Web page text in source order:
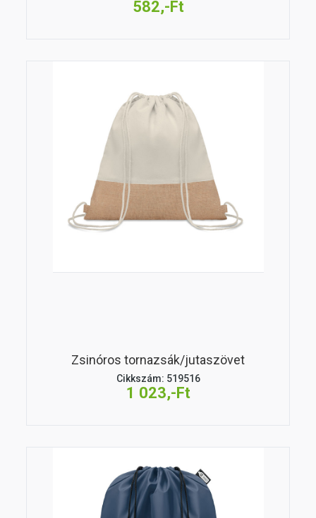
582,-Ft
Zsinóros tornazsák/jutaszövet
Cikkszám: 519516
1 023,-Ft